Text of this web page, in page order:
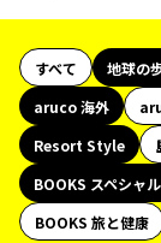
すべて 地球の
aruco 海外
Resort Style
BOOKS スペシャ
BOOKS 旅と健康